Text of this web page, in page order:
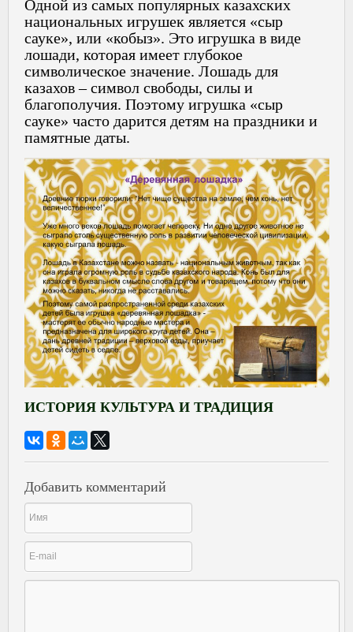
Одной из самых популярных казахских
национальных игрушек является «сыр
сауке», или «кобыз». Это игрушка в виде
лошади, которая имеет глубокое
символическое значение. Лошадь для
казахов – символ свободы, силы и
благополучия. Поэтому игрушка «сыр
сауке» часто дарится детям на праздники и
памятные даты.
ИСТОРИЯ КУЛЬТУРА И ТРАДИЦИЯ
Добавить комментарий